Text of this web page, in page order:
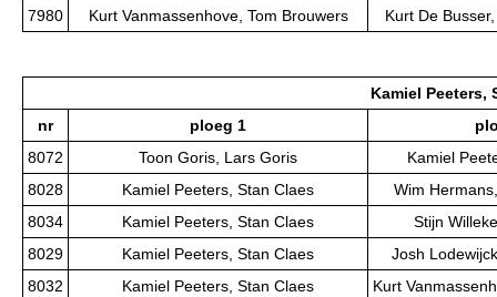
7980
Kurt Vanmassenhove, Tom Brouwers Kurt De
Kamiel Peeters,
nr
ploeg 1
8072
Toon Goris, Lars Goris
Kamiel
8028
Kamiel Peeters, Stan Claes
Wim
8034
Kamiel Peeters, Stan Claes
Stijn
8029
Kamiel Peeters, Stan Claes
Josh
8032
Kamiel Peeters, Stan Claes
Kurt